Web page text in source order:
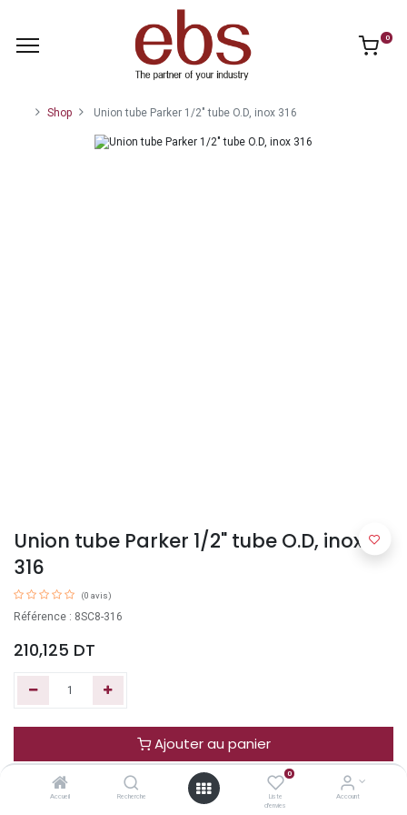
Accueil Recherche
0
Liste
d'envies
Account
0
Shop Union tube Parker 1/2" tube O.D, inox 316
Union tube Parker 1/2" tube O.D, inox
316
(0 avis)
Référence : 8SC8-316
210,125 DT
Ajouter au panier
Acheter maintenant